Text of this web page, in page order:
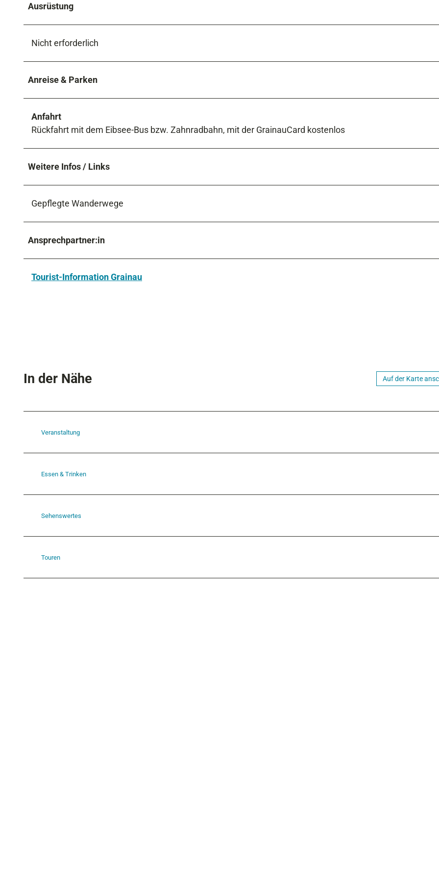
Ausrüstung
Nicht erforderlich
Anreise & Parken
Anfahrt
Rückfahrt mit dem Eibsee-Bus bzw. Zahnradbahn, mit der GrainauCard kostenlos
Weitere Infos / Links
Gepflegte Wanderwege
Ansprechpartner:in
Tourist-Information Grainau
In der Nähe Auf der Karte
Veranstaltung
Essen & Trinken
Sehenswertes
Touren